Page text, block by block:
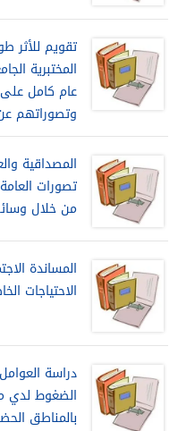
تقويم للأثر
المختبرية
عام كامل على
وتصوراتهم
المصداقية
تصورات
من خلال
المساندة
الاحتياجات
دراسة
الضغوط لدي
بالمناطق